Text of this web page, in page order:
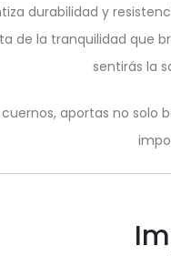
durabilidad y
de la tranquilidad que
sentirás la
aportas no